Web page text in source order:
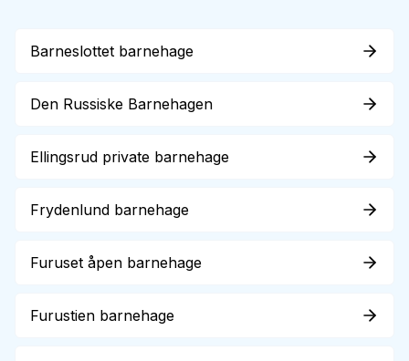
Barneslottet barnehage
Den Russiske Barnehagen
Ellingsrud private barnehage
Frydenlund barnehage
Furuset åpen barnehage
Furustien barnehage